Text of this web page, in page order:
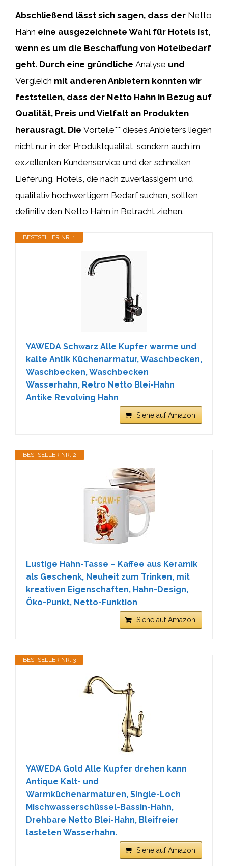
Abschließend lässt sich sagen, dass der Netto
Hahn eine ausgezeichnete Wahl für Hotels ist,
wenn es um die Beschaffung von Hotelbedarf
geht. Durch eine gründliche Analyse und
Vergleich mit anderen Anbietern konnten wir
feststellen, dass der Netto Hahn in Bezug auf
Qualität, Preis und Vielfalt an Produkten
herausragt. Die Vorteile** dieses Anbieters liegen
nicht nur in der Produktqualität, sondern auch im
exzellenten Kundenservice und der schnellen
Lieferung. Hotels, die nach zuverlässigem und
qualitativ hochwertigem Bedarf suchen, sollten
definitiv den Netto Hahn in Betracht ziehen.
BESTSELLER NR. 1
YAWEDA Schwarz Alle Kupfer warme und
kalte Antik Küchenarmatur, Waschbecken,
Waschbecken, Waschbecken
Wasserhahn, Retro Netto Blei-Hahn
Antike Revolving Hahn
Siehe auf Amazon
BESTSELLER NR. 2
Lustige Hahn-Tasse – Kaffee aus Keramik
als Geschenk, Neuheit zum Trinken, mit
kreativen Eigenschaften, Hahn-Design,
Öko-Punkt, Netto-Funktion
Siehe auf Amazon
BESTSELLER NR. 3
YAWEDA Gold Alle Kupfer drehen kann
Antique Kalt- und
Warmküchenarmaturen, Single-Loch
Mischwasserschüssel-Bassin-Hahn,
Drehbare Netto Blei-Hahn, Bleifreier
lasteten Wasserhahn.
Siehe auf Amazon